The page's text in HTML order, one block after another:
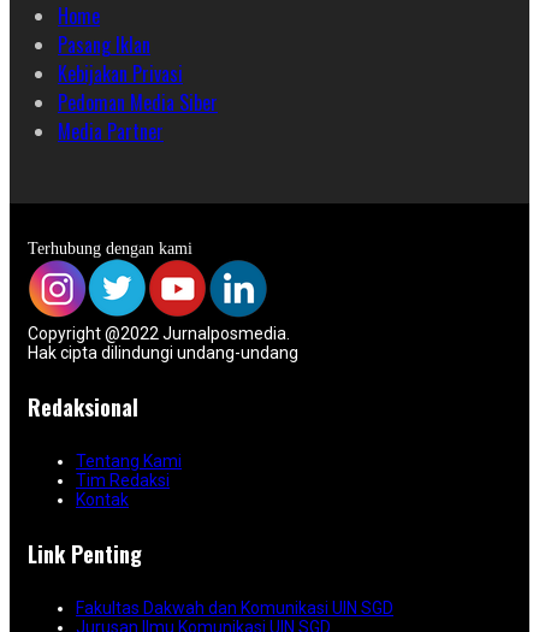
Home
Pasang Iklan
Kebijakan Privasi
Pedoman Media Siber
Media Partner
Terhubung dengan kami
Copyright @2022 Jurnalposmedia.
Hak cipta dilindungi undang-undang
Redaksional
Tentang Kami
Tim Redaksi
Kontak
Link Penting
Fakultas Dakwah dan Komunikasi UIN SGD
Jurusan Ilmu Komunikasi UIN SGD